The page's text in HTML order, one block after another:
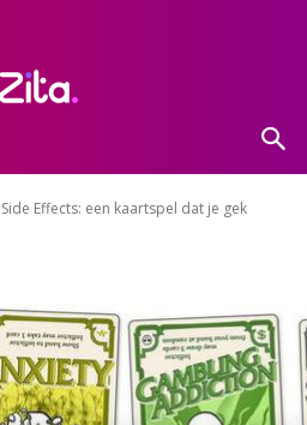
Side Effects: een kaartspel dat je gek